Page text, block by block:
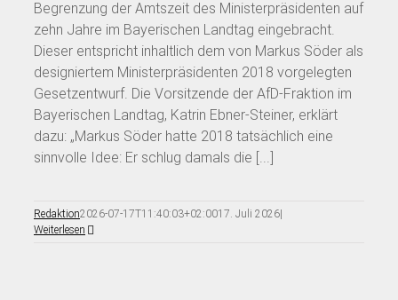
Begrenzung der Amtszeit des Ministerpräsidenten auf
zehn Jahre im Bayerischen Landtag eingebracht.
Dieser entspricht inhaltlich dem von Markus Söder als
designiertem Ministerpräsidenten 2018 vorgelegten
Gesetzentwurf. Die Vorsitzende der AfD-Fraktion im
Bayerischen Landtag, Katrin Ebner-Steiner, erklärt
dazu: „Markus Söder hatte 2018 tatsächlich eine
sinnvolle Idee: Er schlug damals die [...]
Redaktion2026-07-17T11:40:03+02:0017. Juli 2026|
Weiterlesen